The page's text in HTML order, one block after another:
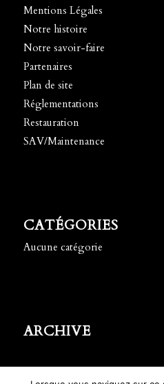
Mentions Légales
Notre histoire
Notre savoir-faire
Partenaires
Plan de site
Réglementations
Restauration
SAV/Maintenance
CATÉGORIES
Aucune catégorie
ARCHIVE